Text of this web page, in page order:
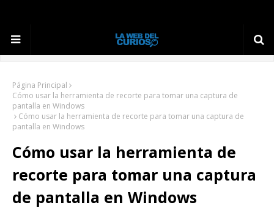
Página Principal
Cómo usar la herramienta de recorte para tomar una captura de
pantalla en Windows
Cómo usar la herramienta de recorte para tomar una captura de
pantalla en Windows
Cómo usar la herramienta de
recorte para tomar una captura
de pantalla en Windows